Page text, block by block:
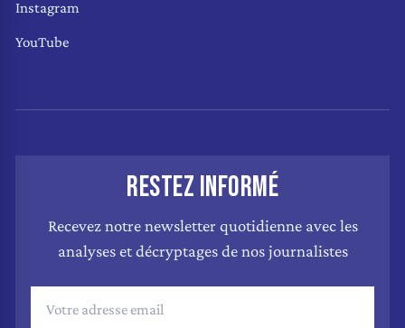
Instagram
YouTube
RESTEZ INFORMÉ
Recevez notre newsletter quotidienne avec les
analyses et décryptages de nos journalistes